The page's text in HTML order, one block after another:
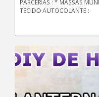
PARCERIAS : * MASSAS
TECIDO AUTOCOLANTE :